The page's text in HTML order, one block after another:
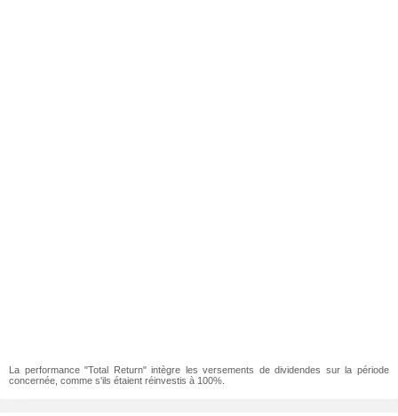
La performance "Total Return" intègre les versements de dividendes sur la période
concernée, comme s'ils étaient réinvestis à 100%.